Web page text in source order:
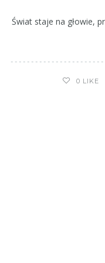
Świat staje na głowie,
0 LIKE